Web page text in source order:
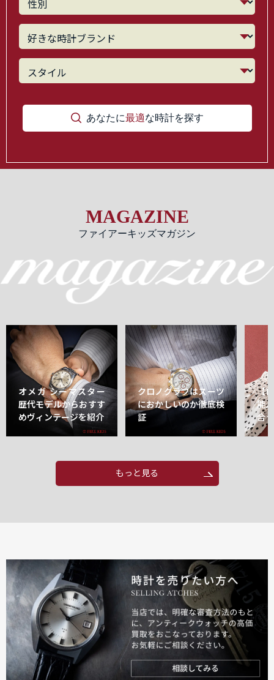
あなたに最適な時計を探す
MAGAZINE
ファイアーキッズマガジン
オメガ シーマスター
歴代モデルからおすす
めヴィンテージを紹介
クロノグラフはスーツ
におかしいのか徹底検
証
【
能
合
もっと見る